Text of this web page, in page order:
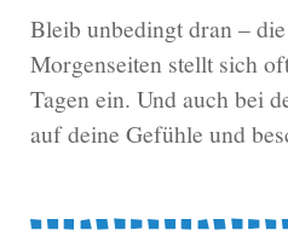
Bleib unbedingt dran –
Morgenseiten stellt sich
Tagen ein. Und auch bei
auf deine Gefühle und